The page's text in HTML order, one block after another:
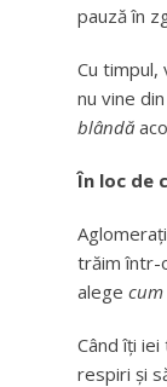
pauză în
Cu timpul,
nu vine
blândă
În loc de
trăim într-
alege cum
Când îți iei
respiri și